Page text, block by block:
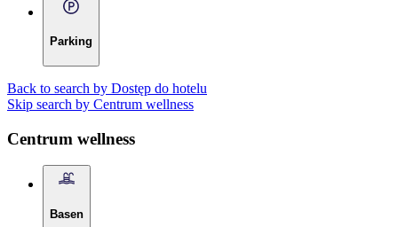
Parking
Back to search by Dostęp do hotelu
Skip search by Centrum wellness
Centrum wellness
Basen